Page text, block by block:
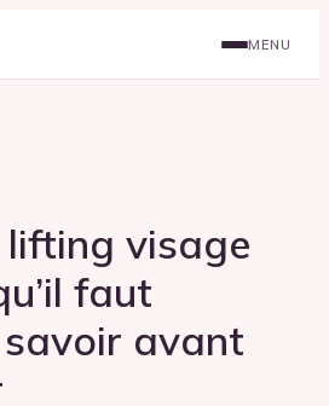
MENU
visage
faut
avant